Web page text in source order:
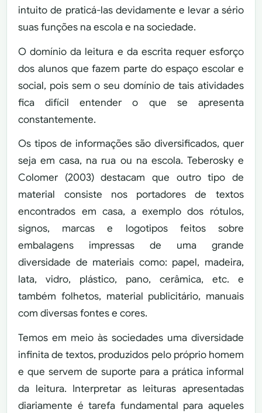
intuito de praticá-las devidamente e levar a sério
suas funções na escola e na sociedade.
O domínio da leitura e da escrita requer esforço
dos alunos que fazem parte do espaço escolar e
social, pois sem o seu domínio de tais atividades
fica difícil entender o que se apresenta
constantemente.
Os tipos de informações são diversificados, quer
seja em casa, na rua ou na escola. Teberosky e
Colomer (2003) destacam que outro tipo de
material consiste nos portadores de textos
encontrados em casa, a exemplo dos rótulos,
signos, marcas e logotipos feitos sobre
embalagens impressas de uma grande
diversidade de materiais como: papel, madeira,
lata, vidro, plástico, pano, cerâmica, etc. e
também folhetos, material publicitário, manuais
com diversas fontes e cores.
Temos em meio às sociedades uma diversidade
infinita de textos, produzidos pelo próprio homem
e que servem de suporte para a prática informal
da leitura. Interpretar as leituras apresentadas
diariamente é tarefa fundamental para aqueles